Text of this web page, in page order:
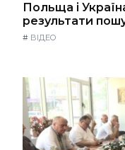
Польща і
результати
# ВІДЕО